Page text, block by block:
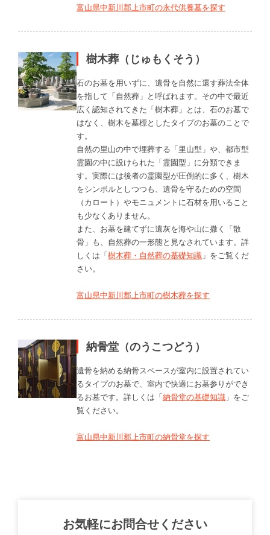
富山県中新川郡上市町の永代供養墓を探す
樹木葬（じゅもくそう）
石のお墓を用いずに、遺骨を自然に還す葬法全体
を指して「自然葬」と呼ばれます。その中で最近
広く認知されてきた「樹木葬」とは、石のお墓で
はなく、樹木を墓標としたタイプのお墓のことで
す。
自然の里山の中で埋葬する「里山型」や、都市型
霊園の中に設けられた「霊園型」に分類できま
す。実際には後者の霊園型が圧倒的に多く、樹木
をシンボルとしつつも、遺骨を守るための空間
（カロート）やモニュメントに石材を用いること
も少なくありません。
また、お墓を建てずに遺灰を海や山に撒く「散
骨」も、自然葬の一形態と見なされています。詳
しくは「樹木葬・自然葬の基礎知識 」をご覧くだ
さい。
富山県中新川郡上市町の樹木葬を探す
納骨堂（のうこつどう）
遺骨を納める納骨スペースが室内に設置されてい
るタイプのお墓で、室内で快適にお墓参りができ
るお墓です。詳しくは「納骨堂の基礎知識 」をご
覧ください。
富山県中新川郡上市町の納骨堂を探す
お気軽にお問合せください